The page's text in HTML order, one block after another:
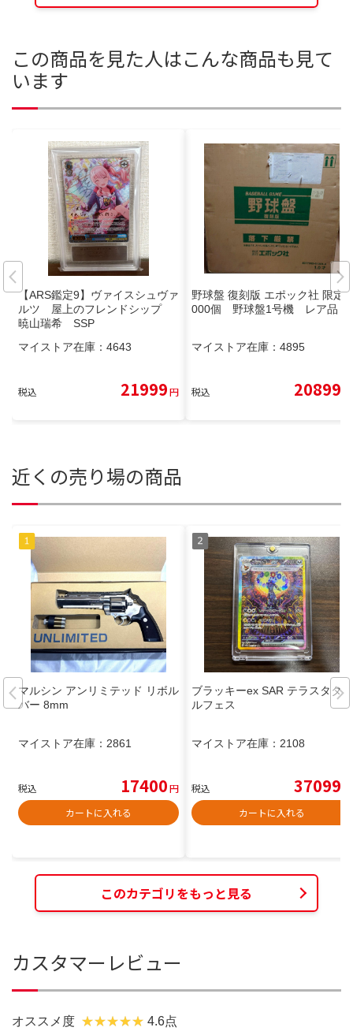
この商品を見た人はこんな商品も見て
います
【ARS鑑定9】ヴァイスシュヴァ
ルツ 屋上のフレンドシップ
暁山瑞希 SSP
マイストア在庫： 4643
税込 21999円
野球盤 復刻版 エポック社 限定2
000個 野球盤1号機 レア品
マイストア在庫： 4895
税込 20899
近くの売り場の商品
マルシン アンリミテッド リボル
バー 8mm
マイストア在庫： 2861
税込 17400円
カートに入れる
ブラッキーex SAR テラスタタ
ルフェス
マイストア在庫： 2108
税込 37099
カートに入れる
このカテゴリをもっと見る
カスタマーレビュー
オススメ度 4.6点